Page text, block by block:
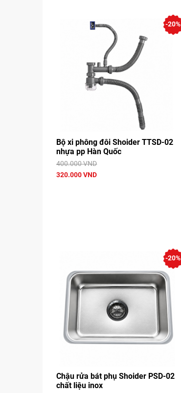
Bộ xi phông đôi Shoider TTSD-02
nhựa pp Hàn Quốc
400.000 VND
320.000 VND
-20%
Chậu rửa bát phụ Shoider PSD-02
chất liệu inox
-20%